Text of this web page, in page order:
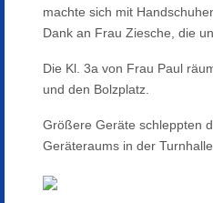
machte sich mit
Dank an Frau Ziesche, die
Die Kl. 3a von Frau Paul
und den Bolzplatz.
Größere Geräte schleppten
Geräteraums in der